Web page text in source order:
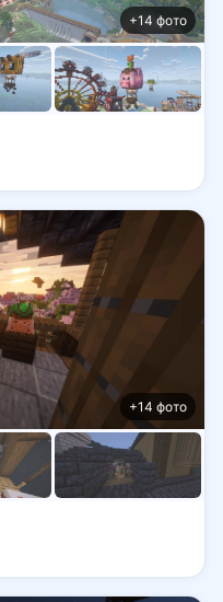
+14 фото
+14 фото